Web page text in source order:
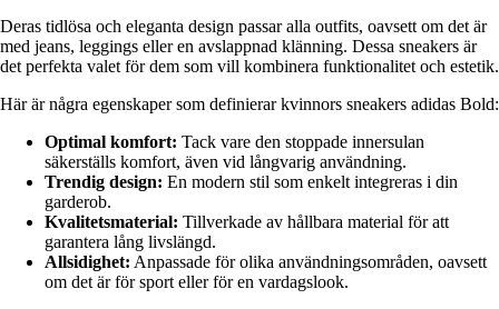
Deras tidlösa och eleganta design passar alla outfits, oavsett om det är
med jeans, leggings eller en avslappnad klänning. Dessa sneakers är
det perfekta valet för dem som vill kombinera funktionalitet och estetik.
Här är några egenskaper som definierar kvinnors sneakers adidas Bold:
Optimal komfort: Tack vare den stoppade innersulan
säkerställs komfort, även vid långvarig användning.
Trendig design: En modern stil som enkelt integreras i din
garderob.
Kvalitetsmaterial: Tillverkade av hållbara material för att
garantera lång livslängd.
Allsidighet: Anpassade för olika användningsområden, oavsett
om det är för sport eller för en vardagslook.